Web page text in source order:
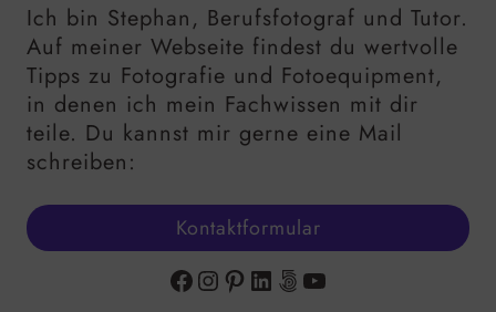
Ich bin Stephan, Berufsfotograf und Tutor.
Auf meiner Webseite findest du wertvolle
Tipps zu Fotografie und Fotoequipment,
in denen ich mein Fachwissen mit dir
teile. Du kannst mir gerne eine Mail
schreiben:
Kontaktformular
Facebook
Instagram
Pinterest
LinkedIn
500px
YouTube